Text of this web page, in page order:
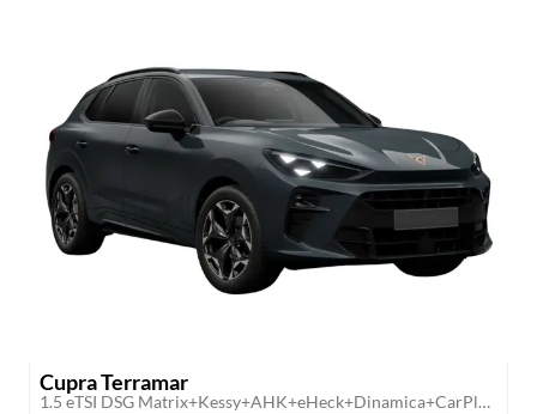
Cupra Terramar
1.5 eTSI DSG Matrix+Kessy+AHK+eHeck+Dinamica+CarPlay+eHeck+GV5